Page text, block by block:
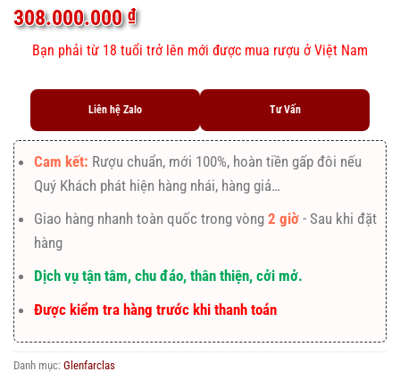
5.0 trên 5
dựa trên
3
308.000.000₫
Bạn phải từ 18 tuổi trở lên mới được mua rượu ở Việt Nam
Liên hệ Zalo Tư Vấn
Cam kết: Rượu chuẩn, mới 100%, hoàn tiền gấp đôi nếu
Quý Khách phát hiện hàng nhái, hàng giả…
Giao hàng nhanh toàn quốc trong vòng2 giờ - Sau khi đặt
hàng
Dịch vụ tận tâm, chu đáo, thân thiện, cởi mở.
Được kiểm tra hàng trước khi thanh toán
Danh mục: Glenfarclas